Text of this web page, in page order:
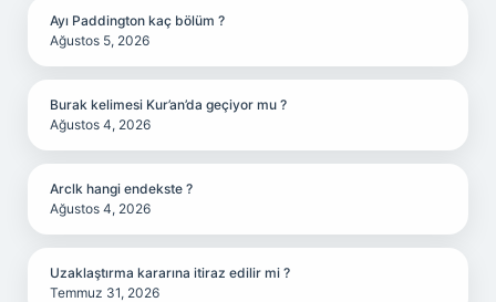
Ayı Paddington kaç bölüm ?
Ağustos 5, 2026
Burak kelimesi Kur’an’da geçiyor mu ?
Ağustos 4, 2026
Arclk hangi endekste ?
Ağustos 4, 2026
Uzaklaştırma kararına itiraz edilir mi ?
Temmuz 31, 2026